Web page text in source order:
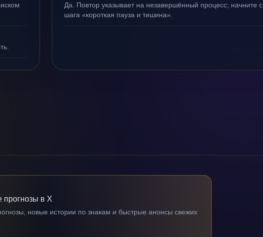
Да. Повтор указывает на незавершённый процесс; начните с
шага «короткая пауза и тишина».
прогнозы в X
новые истории по знакам и быстрые анонсы свежих